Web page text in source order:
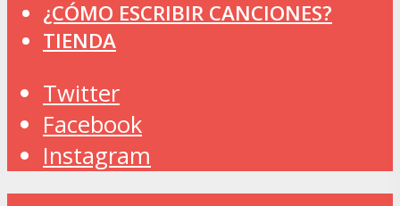
¿CÓMO ESCRIBIR CANCIONES?
TIENDA
Twitter
Facebook
Instagram